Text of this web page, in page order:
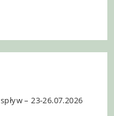
– 23-26.07.2026